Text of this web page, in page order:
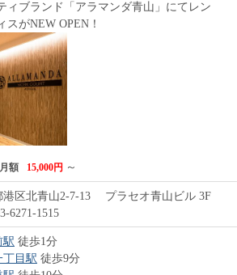
ィブランド「アラマンダ青山」にてレン
スがNEW OPEN！
月額 15,000円 ～
港区北青山2-7-13 プラセオ青山ビル 3F
6271-1515
駅 徒歩1分
丁目駅 徒歩9分